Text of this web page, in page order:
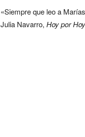
«Siempre que leo a
Julia Navarro, Hoy por Hoy